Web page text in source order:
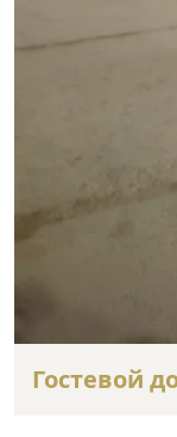
Гостевой